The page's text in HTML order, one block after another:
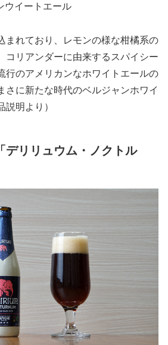
ウイートエール
まれており、レモンの様な柑橘系の
コリアンダーに由来するスパイシー
行のアメリカンなホワイトエールの
さに新たな時代のベルジャンホワイ
説明より）
デリリュウム・ノクトル